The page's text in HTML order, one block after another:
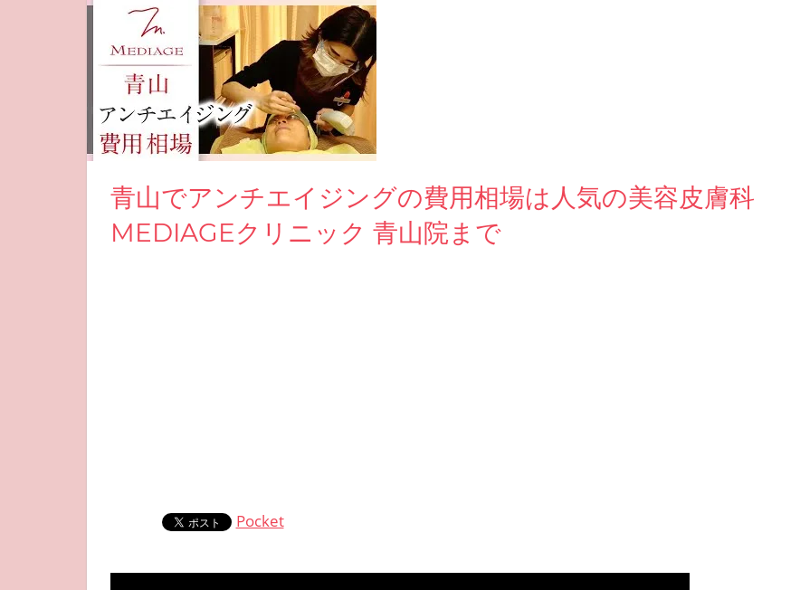
青山でアンチエイジングの費用相場は人気の美容皮膚科
MEDIAGEクリニック 青山院まで
Pocket